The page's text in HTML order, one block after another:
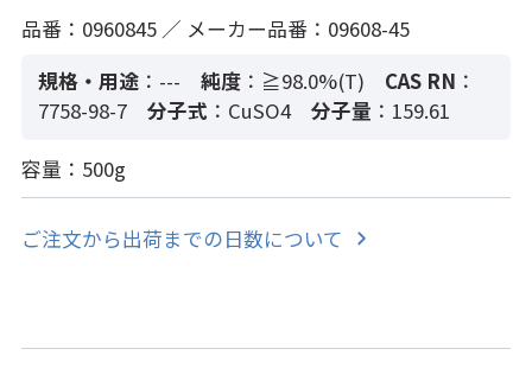
品番：0960845 ／ メーカー品番：09608-45
規格・用途 ：--- 純度：≧98.0%(T) CAS RN ：
7758-98-7
分子式 ：CuSO4 分子量 ：159.61
容量：500g
ご注文から出荷までの日数について